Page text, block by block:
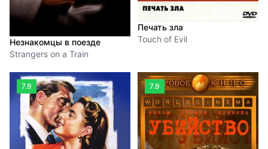
Незнакомцы в поезде
Strangers on a Train
Печать зла
Touch of Evil
7.9 7.9